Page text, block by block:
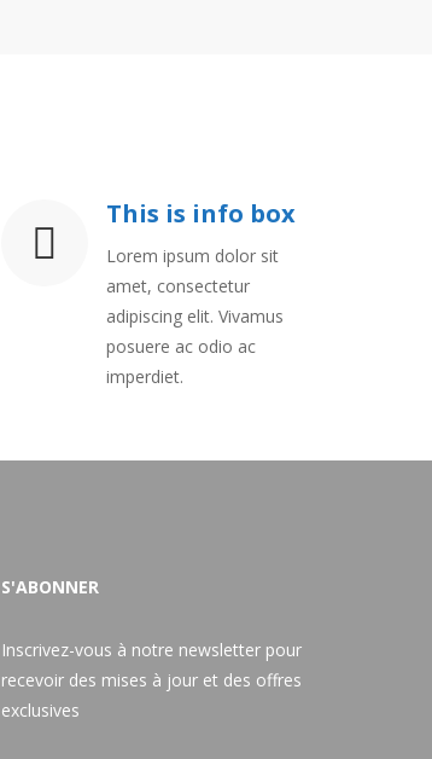
This is info box
Lorem ipsum dolor sit
amet, consectetur
adipiscing elit. Vivamus
posuere ac odio ac
imperdiet.
S'ABONNER
Inscrivez-vous à notre newsletter pour
recevoir des mises à jour et des offres
exclusives